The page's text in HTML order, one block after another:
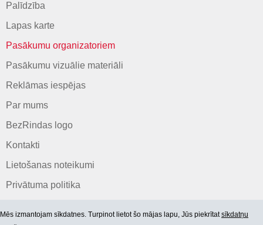
Palīdzība
Lapas karte
Pasākumu organizatoriem
Pasākumu vizuālie materiāli
Reklāmas iespējas
Par mums
BezRindas logo
Kontakti
Lietošanas noteikumi
Privātuma politika
Mēs izmantojam sīkdatnes. Turpinot lietot šo mājas lapu, Jūs piekrītatsīkdatņu